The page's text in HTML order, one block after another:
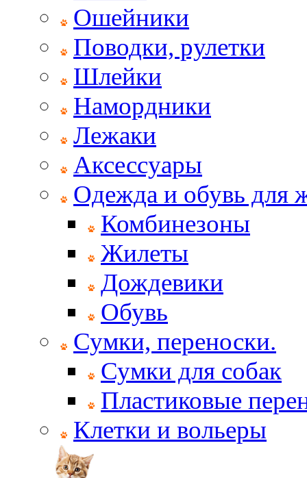
Ошейники
Поводки, рулетки
Шлейки
Намордники
Лежаки
Аксессуары
Одежда и обувь для
Комбинезоны
Жилеты
Дождевики
Обувь
Сумки, переноски.
Сумки для собак
Пластиковые
Клетки и вольеры